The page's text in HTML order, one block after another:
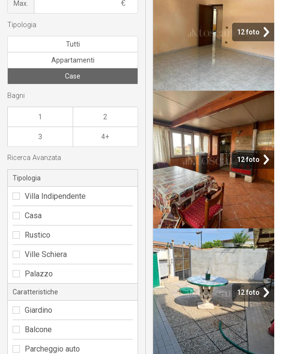
12 foto
12 foto
12 foto
Max.
Tipologia
Tutti
Appartamenti
Case
Bagni
1 2
3 4+
Ricerca Avanzata
Tipologia
Villa Indipendente
Casa
Rustico
Ville Schiera
Palazzo
Caratteristiche
Giardino
Balcone
Parcheggio auto